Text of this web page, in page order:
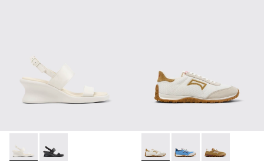
Louise Sandal - K201915-002 - รองเท้ารัดส้นหนังสีขาวสําหรั
Louise Sandal - K201915-001 - รองเท้ารัดส้นหนังสีดํ
Drift Walk - K201886-001
Drift Walk -Drift Walk -